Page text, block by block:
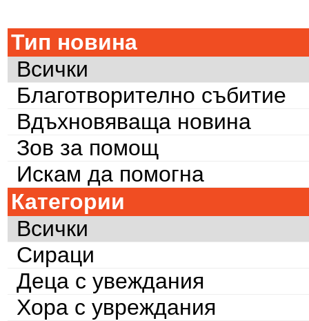
Тип новина
Всички
Благотворително събитие
Вдъхновяваща новина
Зов за помощ
Искам да помогна
Категории
Всички
Сираци
Деца с увеждания
Хора с увреждания